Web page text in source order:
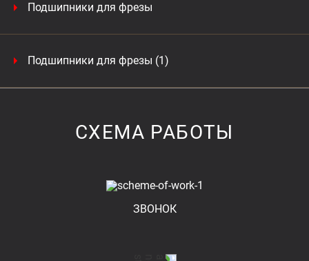
Подшипники для фрезы
Подшипники для фрезы (1)
СХЕМА РАБОТЫ
ЗВОНОК